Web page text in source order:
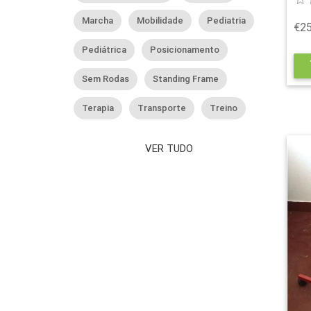
Marcha Mobilidade Pediatria
Pediátrica Posicionamento
Sem Rodas Standing Frame
Terapia Transporte Treino
VER TUDO